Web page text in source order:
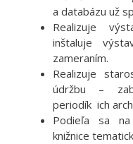
a databázu už
Realizuje
inštaluje
zameraním.
Realizuje
údržbu –
periodík ich
Podieľa sa
knižnice